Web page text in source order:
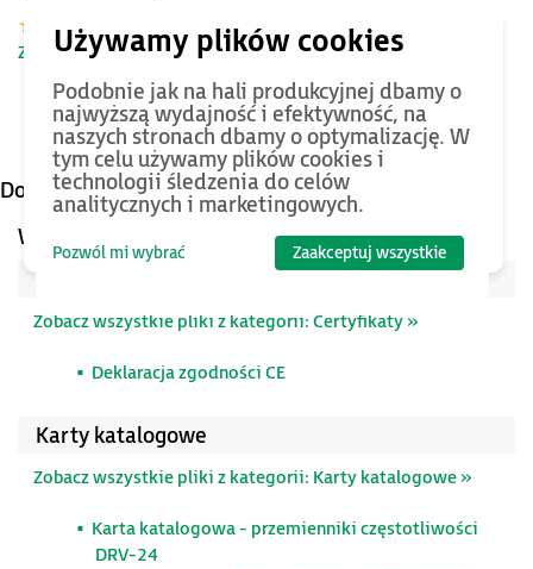
Zobacz szczegóły » Zobacz szczegóły »
Dokumentacja
Wybrane pliki techniczne
Zobacz wszystkie pliki z kategorii: Certyfikaty »
Deklaracja zgodności CE
Karty katalogowe
Zobacz wszystkie pliki z kategorii: Karty katalogowe »
Karta katalogowa - przemienniki częstotliwości
DRV-24
Podobnie jak na hali produkcyjnej dbamy o
najwyższą wydajność i efektywność, na
naszych stronach dbamy o optymalizację. W
tym celu używamy plików cookies i
technologii śledzenia do celów
analitycznych i marketingowych.
Pozwól mi wybrać Zaakceptuj wszystkie